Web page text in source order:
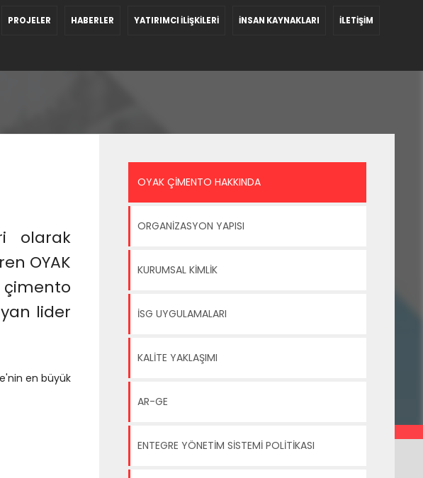
PROJELER HABERLER YATIRIMCI İLİŞKİLERİ İNSAN KAYNAKLARI İLETİŞİM
olarak
OYAK
çimento
lider
en büyük
OYAK ÇİMENTO HAKKINDA
ORGANİZASYON YAPISI
KURUMSAL KİMLİK
İSG UYGULAMALARI
KALİTE YAKLAŞIMI
AR-GE
ENTEGRE YÖNETİM SİSTEMİ POLİTİKASI